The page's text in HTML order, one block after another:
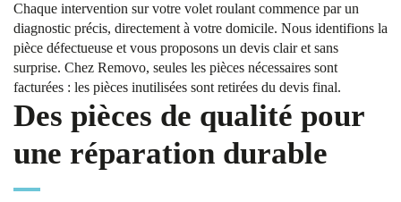
Chaque intervention sur votre volet roulant commence par un
diagnostic précis, directement à votre domicile. Nous identifions la
pièce défectueuse et vous proposons un devis clair et sans
surprise. Chez Removo, seules les pièces nécessaires sont
facturées : les pièces inutilisées sont retirées du devis final.
Des pièces de qualité pour
une réparation durable